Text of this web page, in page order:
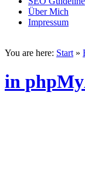
Über Mich
Impressum
You are here: Start »
in